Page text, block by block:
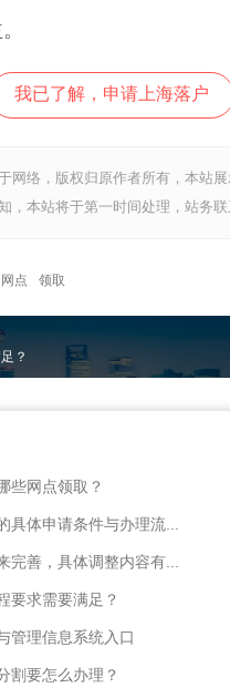
我已了解，申请上海落户
网络，版权归原作者所有，本站
本站将于第一时间处理，站务联
网点 领取
？
些网点领取？
具体申请条件与办理流...
完善，具体调整内容有...
要求需要满足？
管理信息系统入口
割要怎么办理？